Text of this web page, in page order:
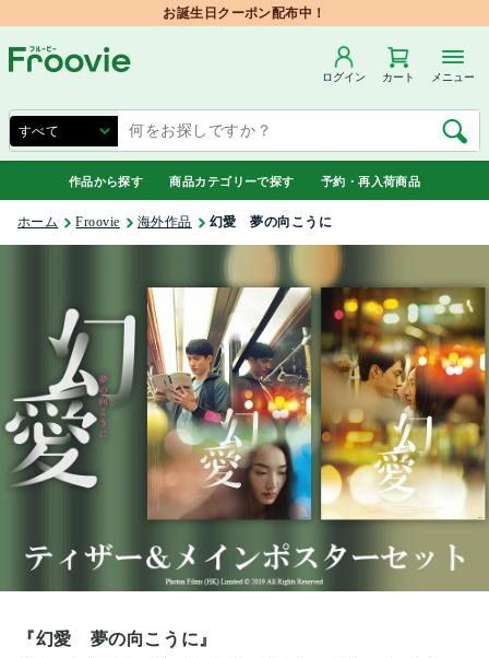
お誕生日クーポン配布中！
ログイン カート メニュー
作品から探す 商品カテゴリーで探す 予約・再入荷商品
ホーム Froovie 海外作品 幻愛 夢の向こうに
『幻愛 夢の向こうに』